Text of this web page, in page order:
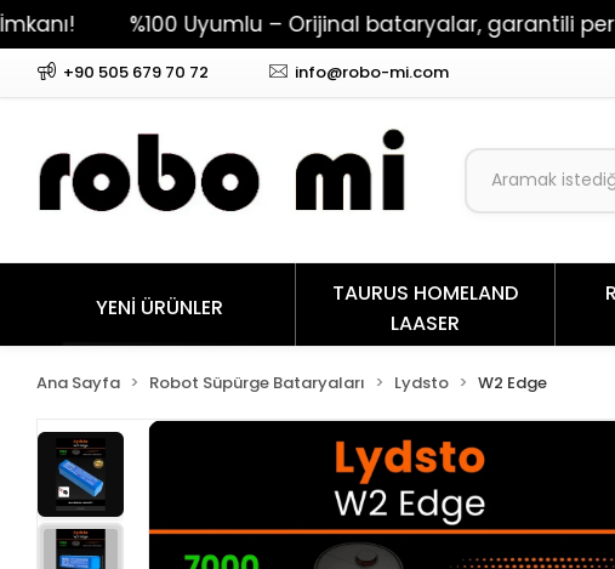
%100 Uyumlu – Orijinal bataryalar, garantili
+90 505 679 70 72 info@robo-mi.com
YENİ ÜRÜNLER
TAURUS HOMELAND
LAASER
Ana Sayfa Robot Süpürge Bataryaları Lydsto W2 Edge